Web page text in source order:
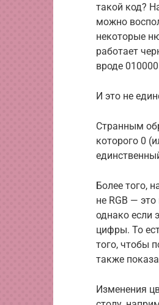
такой код?
можно
некоторые
работает
вроде 010000
И это не
Странным
которого 0
Более того,
не RGB —
однако если
цифры. То
того, чтобы
также
Изменения